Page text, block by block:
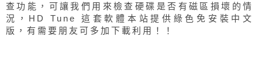
查功能，可讓我們用來檢查硬碟是否有磁區損壞的情
況，HD Tune 這套軟體本站提供綠色免安裝中文
版，有需要朋友可多加下載利用！！